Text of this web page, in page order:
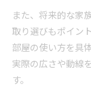
また、将来的な家
取り選びもポイン
部屋の使い方を具
実際の広さや動線
す。